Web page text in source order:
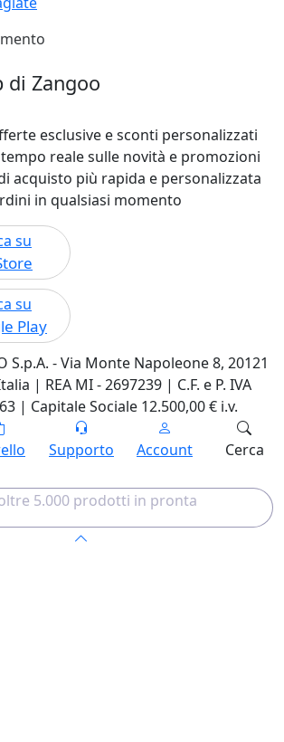
di Zangoo
esclusive e sconti personalizzati
reale sulle novità e promozioni
acquisto più rapida e personalizzata
in qualsiasi momento
su
su
Play
S.p.A. - Via Monte Napoleone 8, 20121
| REA MI - 2697239 | C.F. e P. IVA
| Capitale Sociale 12.500,00 € i.v.
Supporto Account Cerca
5.000 prodotti in pronta